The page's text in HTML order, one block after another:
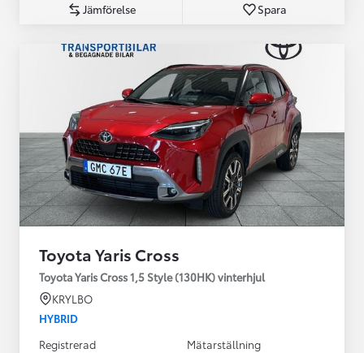
Jämförelse Spara
Toyota Yaris Cross
Toyota Yaris Cross 1,5 Style (130HK) vinterhjul
KRYLBO
HYBRID
Registrerad
Mätarställning